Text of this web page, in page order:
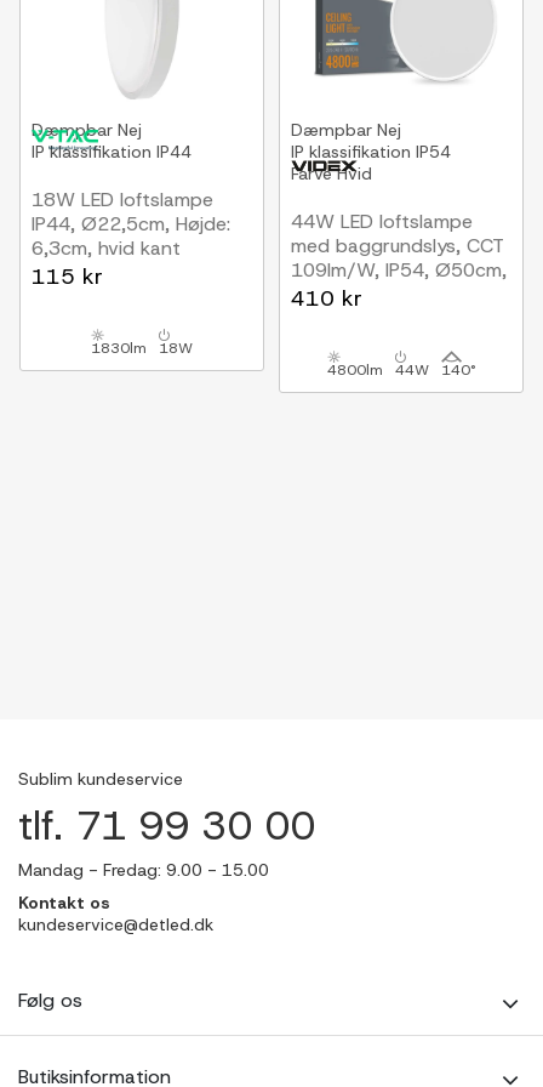
Dæmpbar Nej
IP klassifikation IP44
18W LED loftslampe
IP44, Ø22,5cm, Højde:
6,3cm, hvid kant
115 kr
1830lm 18W
Dæmpbar Nej
IP klassifikation IP54
FarveHvid
44W LED loftslampe
med baggrundslys, CCT
109lm/W, IP54, Ø50cm,
hvid kant, 3 lyskulører
410 kr
4800lm 44W 140°
Sublim kundeservice
tlf. 71 99 30 00
Mandag - Fredag: 9.00 - 15.00
Kontakt os
kundeservice@detled.dk
Følg os
Butiksinformation